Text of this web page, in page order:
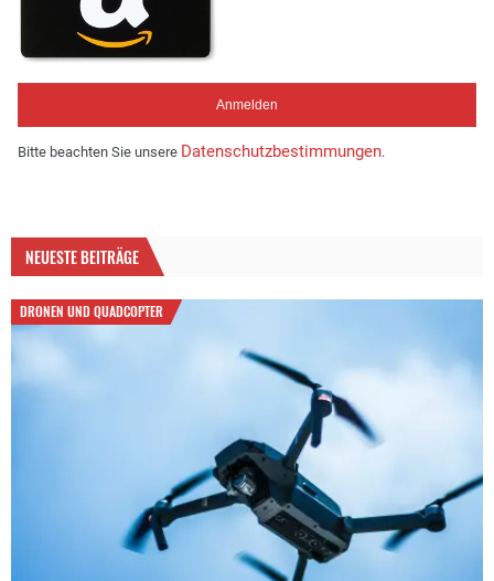
Bitte beachten Sie unsere Datenschutzbestimmungen.
NEUESTE BEITRÄGE
DRONEN UND QUADCOPTER